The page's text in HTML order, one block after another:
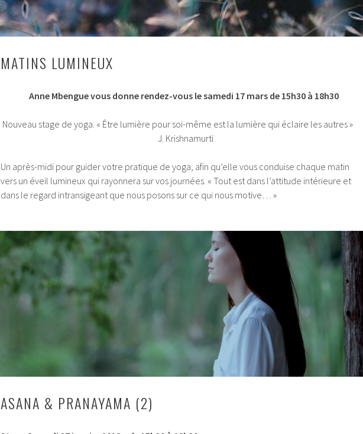
MATINS LUMINEUX
Anne Mbengue vous donne rendez-vous le samedi 17 mars de 15h30 à 18h30
Nouveau stage de yoga. « Être lumière pour soi-même est la lumière qui éclaire les autres
J. Krishnamurti
Un après-midi pour guider votre pratique de yoga, afin qu’elle vous conduise chaque matin
vers un éveil lumineux qui rayonnera sur vos journées. « Tout est dans l’attitude intérieure et
dans le regard intransigeant que nous posons sur ce qui nous motive… »
ASANA & PRANAYAMA (2)